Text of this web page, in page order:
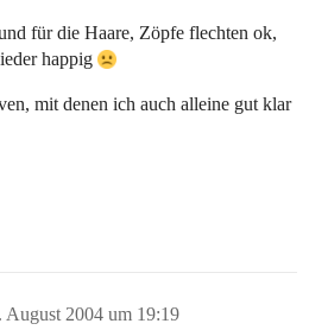
für die Haare, Zöpfe flechten ok,
happig
mit denen ich auch alleine gut klar
August 2004 um 19:19